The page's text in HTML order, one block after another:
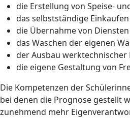
die Erstellung von Speise-
das selbstständige
die Übernahme von
das Waschen der eigenen
der Ausbau werktechnischer
die eigene Gestaltung von
Die Kompetenzen der
bei denen die Prognose gestellt
zunehmend mehr